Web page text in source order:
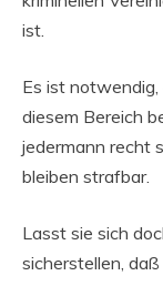
ist.
Es ist notwendig,
diesem Bereich
jedermann recht
bleiben strafbar.
Lasst sie sich
sicherstellen,